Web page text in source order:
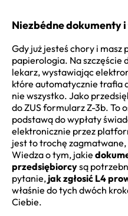
Niezbédne dokumenty
Gdy już jesteś chory i masz
papierologia. Na szczęście
lekarz, wystawiając
które automatycznie trafia
nie wszystko. Jako
do ZUS formularz Z-3b. To
podstawą do wypłaty
elektronicznie przez
jest to trochę zagmatwane,
Wiedza o tym, jakie
przedsiębiorcysą
pytanie, jak zgłosić L4
właśnie do tych dwóch
Ciebie.